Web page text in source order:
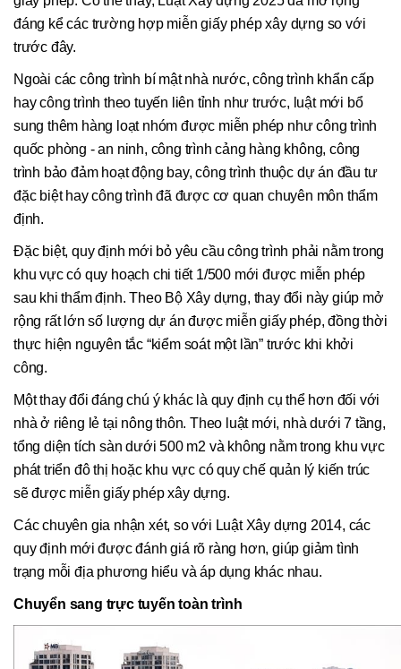
đáng kể các trường hợp miễn giấy phép xây dựng so với
trước đây.
Ngoài các công trình bí mật nhà nước, công trình khẩn cấp
hay công trình theo tuyến liên tỉnh như trước, luật mới bổ
sung thêm hàng loạt nhóm được miễn phép như công trình
quốc phòng - an ninh, công trình cảng hàng không, công
trình bảo đảm hoạt động bay, công trình thuộc dự án đầu tư
đặc biệt hay công trình đã được cơ quan chuyên môn thẩm
định.
Đặc biệt, quy định mới bỏ yêu cầu công trình phải nằm trong
khu vực có quy hoạch chi tiết 1/500 mới được miễn phép
sau khi thẩm định. Theo Bộ Xây dựng, thay đổi này giúp mở
rộng rất lớn số lượng dự án được miễn giấy phép, đồng thời
thực hiện nguyên tắc “kiểm soát một lần” trước khi khởi
công.
Một thay đổi đáng chú ý khác là quy định cụ thể hơn đối với
nhà ở riêng lẻ tại nông thôn. Theo luật mới, nhà dưới 7 tầng,
tổng diện tích sàn dưới 500 m2 và không nằm trong khu vực
phát triển đô thị hoặc khu vực có quy chế quản lý kiến trúc
sẽ được miễn giấy phép xây dựng.
Các chuyên gia nhận xét, so với Luật Xây dựng 2014, các
quy định mới được đánh giá rõ ràng hơn, giúp giảm tình
trạng mỗi địa phương hiểu và áp dụng khác nhau.
Chuyển sang trực tuyến toàn trình